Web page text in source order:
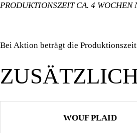
PRODUKTIONSZEIT CA. 4 WOCHEN
Bei Aktion beträgt die
WOUF PLAID